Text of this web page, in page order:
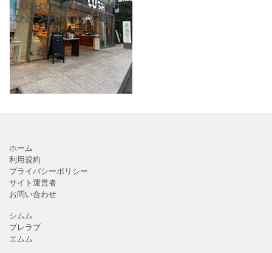
LUSHで一番人気は一つ
ひとつ手作りのバスボム
です。LUSHの製品は合
成保存料無添加になこと
で有名です。良い香り、
かわいい色合いで自分へ
のご褒美や大切な人への
プ
ホーム
利用規約
プライバシーポリシー
サイト運営者
お問い合わせ
シムム
ブレラブ
エムム